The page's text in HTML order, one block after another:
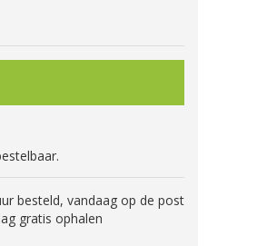
besteld, vandaag op de post
gratis ophalen